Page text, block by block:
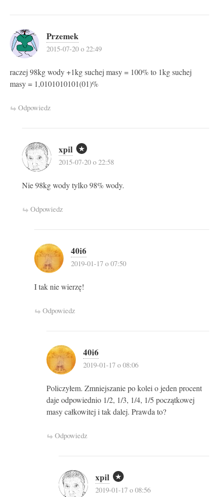
Przemek
2015-07-20 o 22:49
raczej 98kg wody +1kg suchej masy = 100% to 1kg suchej
masy = 1,0101010101(01)%
Odpowiedz
xpil
2015-07-20 o 22:58
Nie 98kg wody tylko 98% wody.
Odpowiedz
40i6
2019-01-17 o 07:50
I tak nie wierzę!
Odpowiedz
40i6
2019-01-17 o 08:06
Policzyłem. Zmniejszanie po kolei o jeden procent
daje odpowiednio 1/2, 1/3, 1/4, 1/5 początkowej
masy całkowitej i tak dalej. Prawda to?
Odpowiedz
xpil
2019-01-17 o 08:56